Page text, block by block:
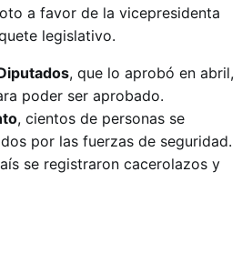
a favor de la vicepresidenta
legislativo.
, que lo aprobó en abril,
poder ser aprobado.
, cientos de personas se
por las fuerzas de seguridad.
se registraron cacerolazos y